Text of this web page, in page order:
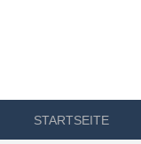
STARTSEITE